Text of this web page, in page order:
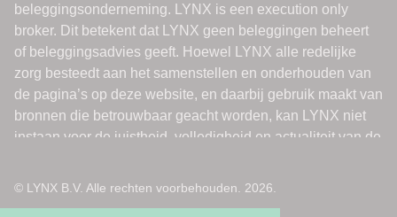
© LYNX B.V. Alle rechten voorbehouden. 2026.